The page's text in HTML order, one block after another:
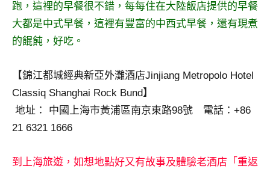
欄、
觀
光
作
達
人
跑，這裡的早餐很不錯，每每住在大陸飯店提供的早餐
大都是中式早餐，這裡有豐富的中西式早餐，還有現煮
的餛飩，好吃。
【錦江都城經典新亞外灘酒店Jinjiang Metropolo Hotel
Classiq Shanghai Rock Bund】
地址： 中國上海市黃浦區南京東路98號 電話：+86
21 6321 1666
到上海旅遊，如想地點好又有故事及體驗老酒店「重返